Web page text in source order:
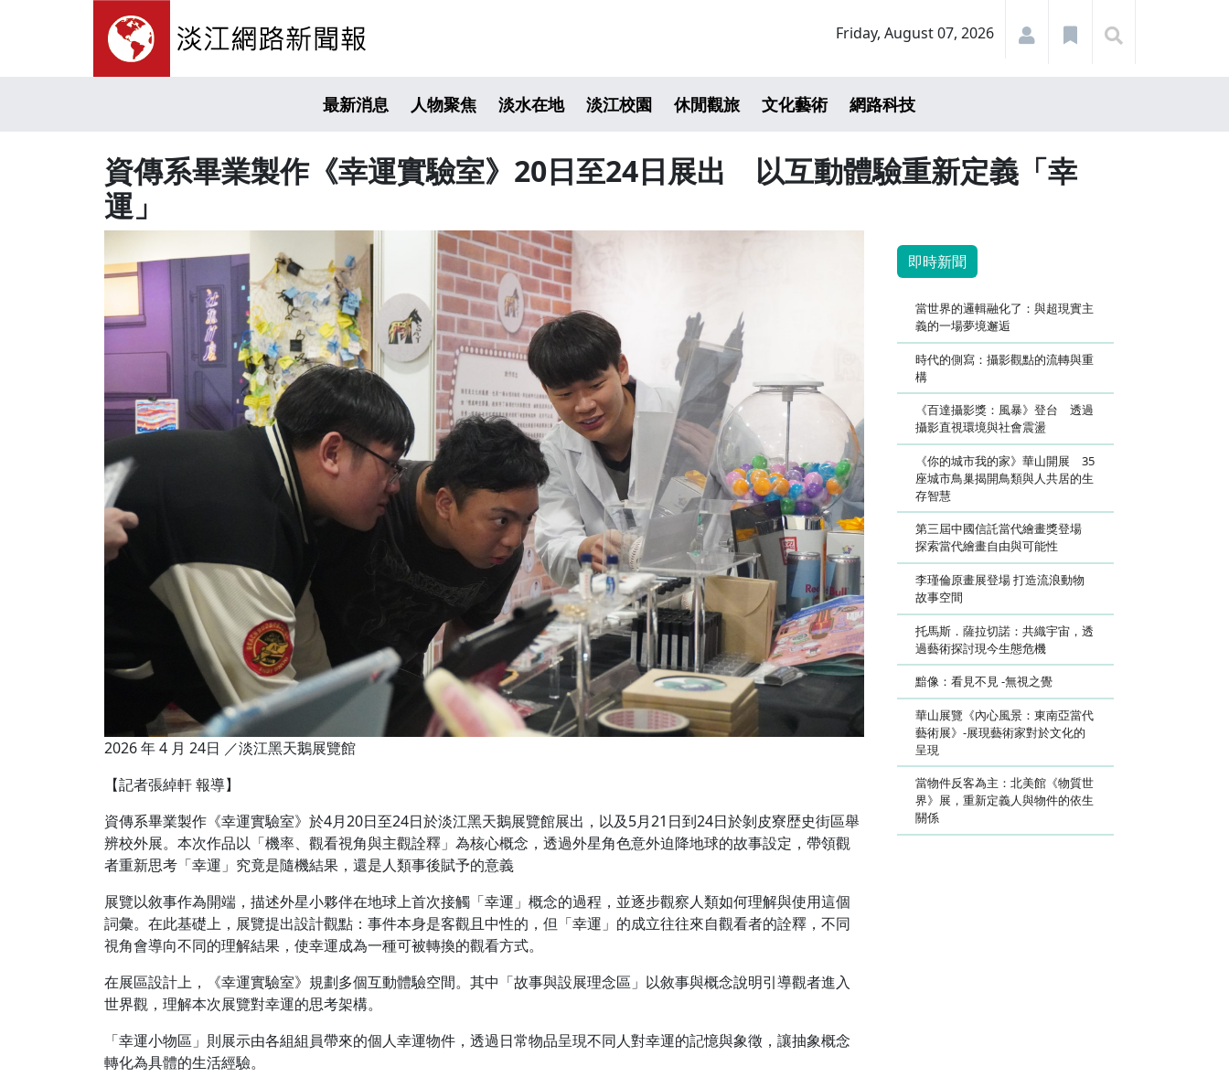
Friday, August 07, 2026
最新消息 人物聚焦 淡水在地 淡江校園 休閒觀旅 文化藝術 網路科技
資傳系畢業製作《幸運實驗室》20日至24日展出 以互動體驗重新定義「幸
運」
2026 年 4 月 24日 ／淡江黑天鵝展覽館
【記者張綽軒 報導】
資傳系畢業製作《幸運實驗室》於4月20日至24日於淡江黑天鵝展覽館展出，以及5月21日到24日於剝皮寮歴史街區舉
辨校外展。本次作品以「機率、觀看視角與主觀詮釋」為核心概念，透過外星角色意外迫降地球的故事設定，帶領觀
者重新思考「幸運」究竟是隨機結果，還是人類事後賦予的意義
展覽以敘事作為開端，描述外星小夥伴在地球上首次接觸「幸運」概念的過程，並逐步觀察人類如何理解與使用這個
詞彙。在此基礎上，展覽提出設計觀點：事件本身是客觀且中性的，但「幸運」的成立往往來自觀看者的詮釋，不同
視角會導向不同的理解結果，使幸運成為一種可被轉換的觀看方式。
在展區設計上，《幸運實驗室》規劃多個互動體驗空間。其中「故事與設展理念區」以敘事與概念說明引導觀者進入
世界觀，理解本次展覽對幸運的思考架構。
「幸運小物區」則展示由各組組員帶來的個人幸運物件，透過日常物品呈現不同人對幸運的記憶與象徵，讓抽象概念
轉化為具體的生活經驗。
即時新聞
當世界的邏輯融化了：與超現實主
義的一場夢境邂逅
時代的側寫：攝影觀點的流轉與重
構
《百達攝影獎：風暴》登台 透過
攝影直視環境與社會震盪
《你的城市我的家》華山開展 35
座城市鳥巢揭開鳥類與人共居的生
存智慧
第三屆中國信託當代繪畫獎登場
探索當代繪畫自由與可能性
李瑾倫原畫展登場 打造流浪動物
故事空間
托馬斯．薩拉切諾：共織宇宙，透
過藝術探討現今生態危機
黯像：看見不見 -無視之覺
華山展覽《內心風景：東南亞當代
藝術展》-展現藝術家對於文化的
呈現
當物件反客為主：北美館《物質世
界》展，重新定義人與物件的依生
關係